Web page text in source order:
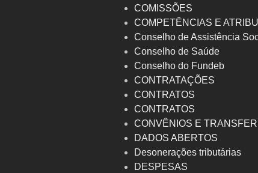
COMISSÕES
COMPETÊNCIAS E
Conselho de Assistência
Conselho de Saúde
Conselho do Fundeb
CONTRATAÇÕES
CONTRATOS
CONTRATOS
CONVÊNIOS E
DADOS ABERTOS
Desonerações tributárias
DESPESAS